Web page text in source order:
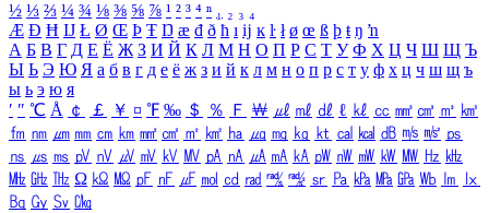
½ ⅓ ⅔ ¼ ¾ ⅛ ⅜ ⅝ ⅞ ¹ ² ³ ⁴ ⁿ ₁ ₂ ₃ ₄
Æ Ð Ħ Ĳ Ł Ø Œ Þ Ŧ Ŋ æ đ ð ħ ı ĳ ĸ ŀ ł ø œ ß þ ŧ ŋ ŉ
А Б В Г Д Е Ё Ж З И Й К Л М Н О П Р С Т У Ф Х Ц Ч Ш Щ Ъ
Ы Ь Э Ю Я а б в г д е ё ж з и й к л м н о п р с т у ф х ц ч ш щ ъ
ы ь э ю я
′ ″ ℃ Å ￠ ￡ ￥ ¤ ℉ ‰ ＄ ％ Ｆ ￦ ㎕ ㎖ ㎗ ℓ ㎘ ㏄ ㎣ ㎤ ㎥ ㎦
㎙ ㎚ ㎛ ㎜ ㎝ ㎞ ㎟ ㎠ ㎡ ㎢ ㏊ ㎍ ㎎ ㎏ ㏏ ㎈ ㎉ ㏈ ㎧ ㎨ ㎰
㎱ ㎲ ㎳ ㎴ ㎵ ㎶ ㎷ ㎸ ㎹ ㎀ ㎁ ㎂ ㎃ ㎄ ㎺ ㎻ ㎽ ㎾ ㎿ ㎐ ㎑
㎒ ㎓ ㎔ Ω ㏀ ㏁ ㎊ ㎋ ㎌ ㏖ ㏅ ㎭ ㎮ ㎯ ㏛ ㎩ ㎪ ㎫ ㎬ ㏝ ㏐
㏓
㏃ ㏉ ㏜ ㏆